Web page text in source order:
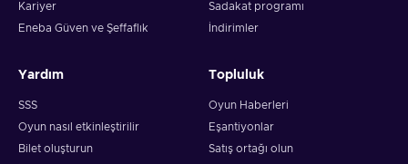
Kariyer
Eneba Güven ve Şeffaflık
Sadakat programı
İndirimler
Yardım
SSS
Oyun nasıl etkinleştirilir
Bilet oluşturun
Topluluk
Oyun Haberleri
Eşantiyonlar
Satış ortağı olun